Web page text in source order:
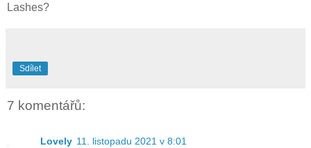
Lashes?
Sdílet
7 komentářů:
Lovely 11. listopadu 2021 v 8:01